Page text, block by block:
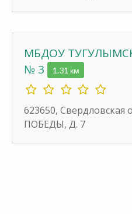
МБДОУ
№ 3
1.31 км
623650, Свердловская
ПОБЕДЫ, Д. 7